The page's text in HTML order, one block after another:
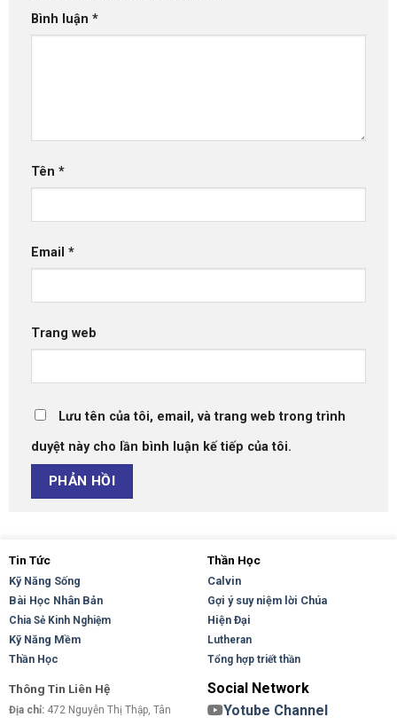
Bình luận *
Tên *
Email *
Trang web
Lưu tên của tôi, email, và trang web trong trình
duyệt này cho lần bình luận kế tiếp của tôi.
Tin Tức
Kỹ Năng Sống
Bài Học Nhân Bản
Chia Sẻ Kinh Nghiệm
Kỹ Năng Mềm
Thần Học
Thần Học
Calvin
Gợi ý suy niệm lời Chúa
Hiện Đại
Lutheran
Tổng hợp triết thần
Thông Tin Liên Hệ
Địa chỉ: 472 Nguyễn Thị Thập, Tân
Social Network
Yotube Channel